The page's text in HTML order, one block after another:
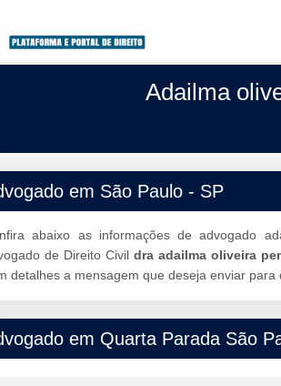
Adailma
em São Paulo - SP
abaixo as informações de advogado
de Direito Civil dra adailma oliveira
detalhes a mensagem que deseja enviar para
em Quarta Parada São